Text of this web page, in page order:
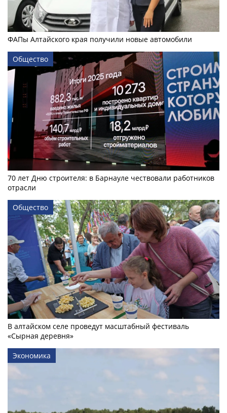
ФАПы Алтайского края получили новые автомобили
Общество
70 лет Дню строителя: в Барнауле чествовали работников
отрасли
Общество
В алтайском селе проведут масштабный фестиваль
«Сырная деревня»
Экономика